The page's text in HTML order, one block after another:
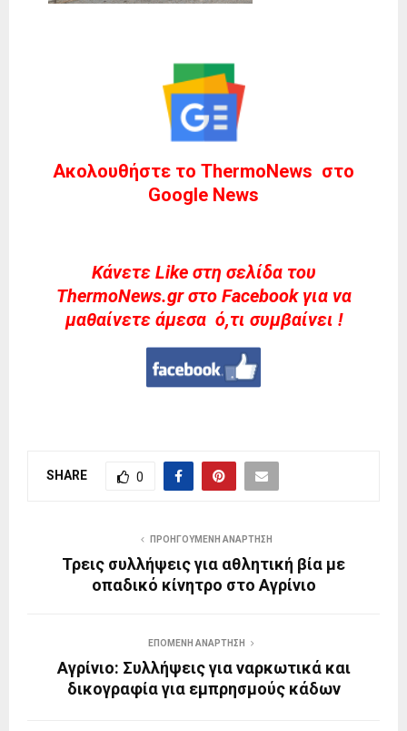
Ακολουθήστε το ThermoNews στο
Google News
Kάνετε Like στη σελίδα του
ThermoNews.gr στο Facebook για να
μαθαίνετε άμεσα ό,τι συμβαίνει !
SHARE 0
ΠΡΟΗΓΟΎΜΕΝΗ ΑΝΆΡΤΗΣΗ
Τρεις συλλήψεις για αθλητική βία με
οπαδικό κίνητρο στο Αγρίνιο
ΕΠΌΜΕΝΗ ΑΝΆΡΤΗΣΗ
Αγρίνιο: Συλλήψεις για ναρκωτικά και
δικογραφία για εμπρησμούς κάδων